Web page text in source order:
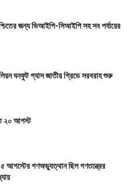
জন্য ভিআইপি-সিআইপি সহ সব পর্যায়ের
ঘনফুট গ্যাস জাতীয় গ্রিডে সরবরাহ শুরু
২০ আগস্ট
আগস্টের গণঅভ্যুত্থান ছিল গণতন্ত্রের